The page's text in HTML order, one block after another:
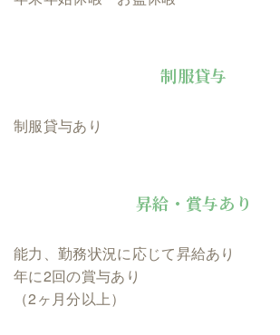
制服貸与
制服貸与あり
昇給・賞与あり
能力、勤務状況に応じて昇給あり
年に2回の賞与あり
（2ヶ月分以上）